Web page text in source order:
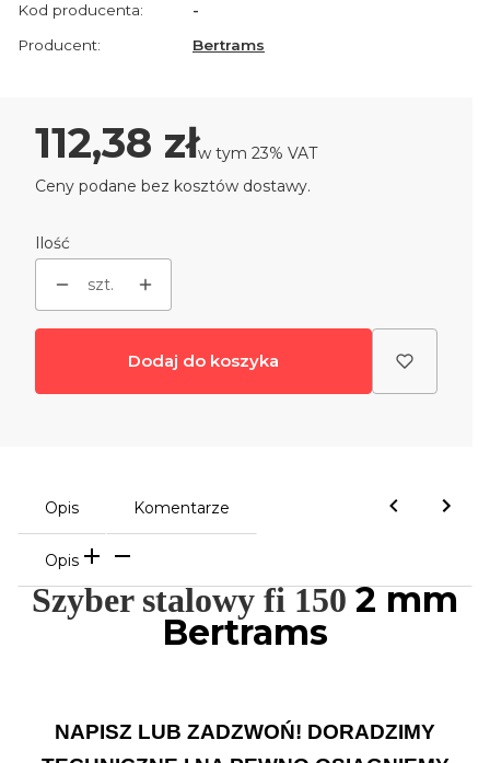
Kod producenta:
-
Producent:
Bertrams
Cena
112,38 złw tym 23% VAT
w tym 23% VAT
Ceny podane bez kosztów dostawy.
Ilość
szt.
Dodaj do koszyka
Opis Komentarze
Opis
Szyber stalowy fi 1502 mm
Bertrams
NAPISZ LUB ZADZWOŃ! DORADZIMY